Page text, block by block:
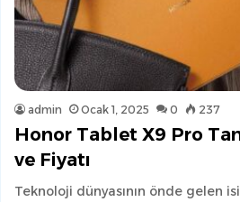
admin Ocak 1, 2025 0 237
Honor Tablet X9 Pro
ve Fiyatı
Teknoloji dünyasının önde gelen